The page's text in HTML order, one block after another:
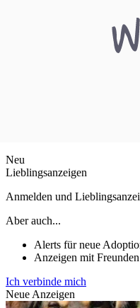
Neu
Lieblingsanzeigen
Anmelden und
Aber auch...
Alerts für neue
Anzeigen mit
Ich verbinde mich
Neue Anzeigen